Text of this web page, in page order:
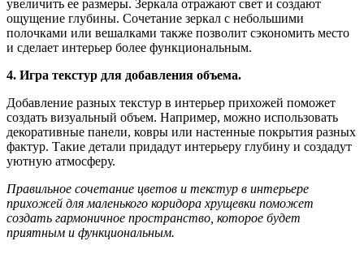
увеличить ее размеры. Зеркала отражают свет и создают
ощущение глубины. Сочетание зеркал с небольшими
полочками или вешалками также позволит сэкономить место
и сделает интерьер более функциональным.
4. Игра текстур для добавления объема.
Добавление разных текстур в интерьер прихожей поможет
создать визуальный объем. Например, можно использовать
декоративные панели, ковры или настенные покрытия разных
фактур. Такие детали придадут интерьеру глубину и создадут
уютную атмосферу.
Правильное сочетание цветов и текстур в интерьере
прихожей для маленького коридора хрущевки поможет
создать гармоничное пространство, которое будет
приятным и функциональным.